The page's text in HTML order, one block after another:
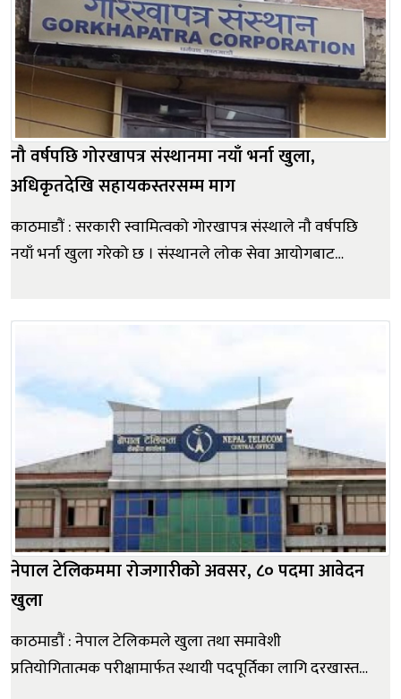
नौ वर्षपछि गोरखापत्र संस्थानमा नयाँ भर्ना खुला,
अधिकृतदेखि सहायकस्तरसम्म माग
काठमाडौं : सरकारी स्वामित्वको गोरखापत्र संस्थाले नौ वर्षपछि
नयाँ भर्ना खुला गरेको छ । संस्थानले लोक सेवा आयोगबाट
नेपाल टेलिकममा रोजगारीको अवसर, ८० पदमा आवेदन
खुला
काठमाडौं : नेपाल टेलिकमले खुला तथा समावेशी
प्रतियोगितात्मक परीक्षामार्फत स्थायी पदपूर्तिका लागि दरखास्त